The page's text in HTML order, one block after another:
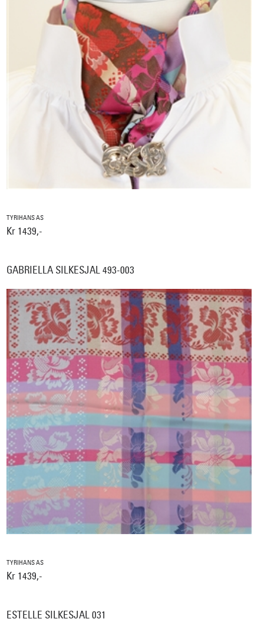
TYRIHANS AS
Kr 1439,-
GABRIELLA SILKESJAL 493-003
TYRIHANS AS
Kr 1439,-
ESTELLE SILKESJAL 031